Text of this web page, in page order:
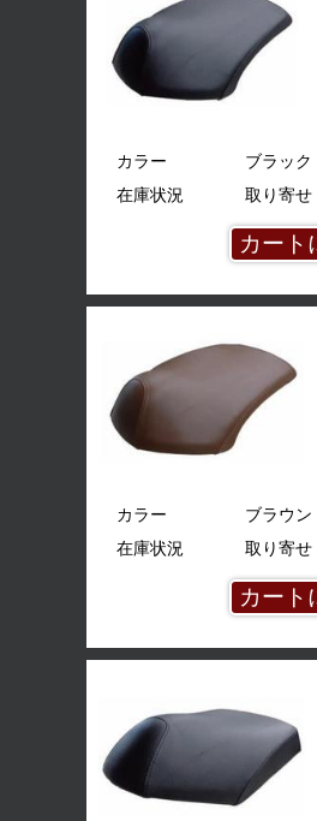
カラー
ブラック
在庫状況
取り寄せ
カラー
ブラウン
在庫状況
取り寄せ